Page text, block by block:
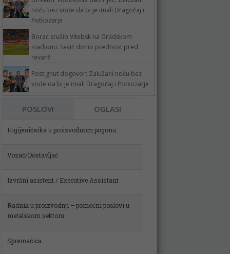
noću bez vode da bi je imali Dragočaj i
Potkozarje
Borac srušio Vitebsk na Gradskom
stadionu: Savić donio prednost pred
revanš
Postignut dogovor: Zalužani noću bez
vode da bi je imali Dragočaj i Potkozarje
POSLOVI OGLASI
Vozač/Dostavljač
Izvršni asistent / Executive Assistant
Radnik u proizvodnji – pomoćni poslovi u
Spremačica
Poslovođa